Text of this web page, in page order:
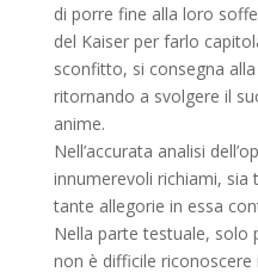
di porre fine alla loro
del Kaiser per farlo
sconfitto, si consegna
ritornando a svolgere il
anime.
Nell’accurata analisi
innumerevoli richiami, sia
tante allegorie in essa
Nella parte testuale, solo
non è difficile